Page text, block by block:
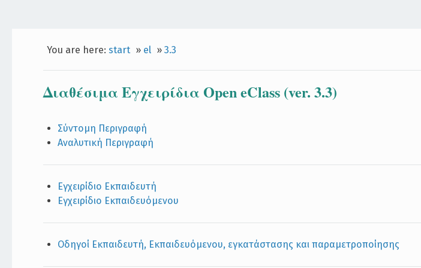
You are here: start » el » 3.3
Διαθέσιμα Εγχειρίδια Open eClass (ver. 3.3)
Σύντομη Περιγραφή
Αναλυτική Περιγραφή
Εγχειρίδιο Εκπαιδευτή
Εγχειρίδιο Εκπαιδευόμενου
Οδηγοί Εκπαιδευτή, Εκπαιδευόμενου, εγκατάστασης και παραμετροποίησης